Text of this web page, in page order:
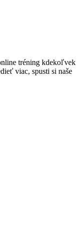
tréning kdekoľvek
viac, spusti si naše